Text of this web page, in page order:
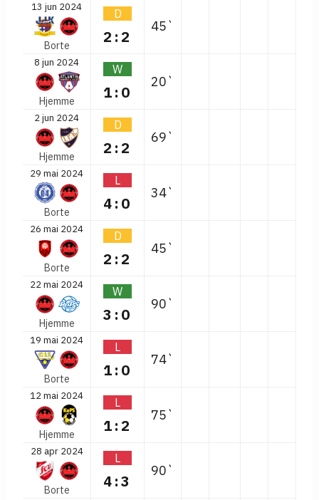
13 jun 2024
Borte
D
2:2
45`
8 jun 2024
Hjemme
W
1:0
20`
2 jun 2024
Hjemme
D
2:2
69`
29 mai 2024
Borte
L
4:0
34`
26 mai 2024
Borte
D
2:2
45`
22 mai 2024
Hjemme
W
3:0
90`
19 mai 2024
Borte
L
1:0
74`
12 mai 2024
Hjemme
L
1:2
75`
28 apr 2024
Borte
L
4:3
90`